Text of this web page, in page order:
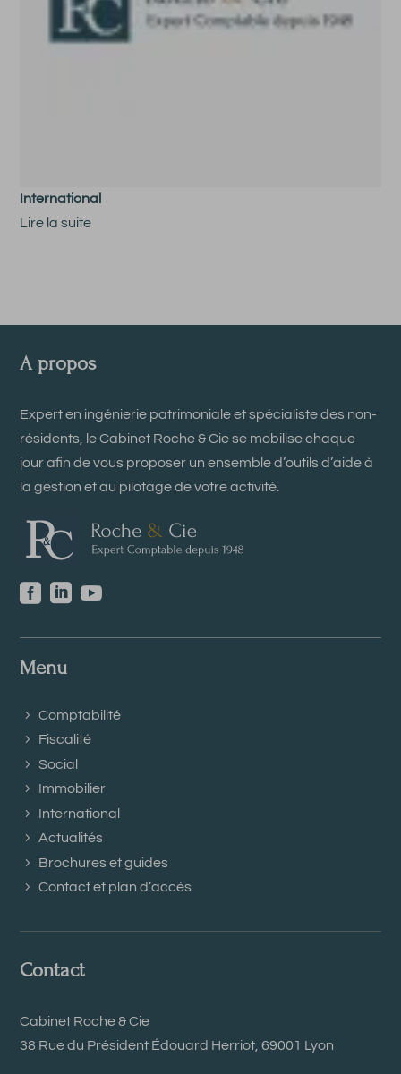
International
Lire la suite
A propos
Expert en ingénierie patrimoniale et spécialiste des non-
résidents, le Cabinet Roche & Cie se mobilise chaque
jour afin de vous proposer un ensemble d’outils d’aide à
la gestion et au pilotage de votre activité.
  
Menu
Comptabilité
Fiscalité
Social
Immobilier
International
Actualités
Brochures et guides
Contact et plan d’accès
Contact
Cabinet Roche & Cie
38 Rue du Président Édouard Herriot, 69001 Lyon